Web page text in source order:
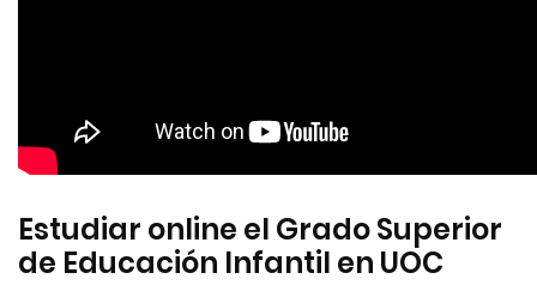
Estudiar online el Grado Superior
de Educación Infantil en UOC